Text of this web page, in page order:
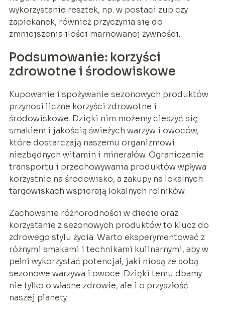
wykorzystanie resztek, np. w postaci zup czy
zapiekanek, również przyczynia się do
zmniejszenia ilości marnowanej żywności.
Podsumowanie: korzyści
zdrowotne i środowiskowe
Kupowanie i spożywanie sezonowych produktów
przynosi liczne korzyści zdrowotne i
środowiskowe. Dzięki nim możemy cieszyć się
smakiem i jakością świeżych warzyw i owoców,
które dostarczają naszemu organizmowi
niezbędnych witamin i minerałów. Ograniczenie
transportu i przechowywania produktów wpływa
korzystnie na środowisko, a zakupy na lokalnych
targowiskach wspierają lokalnych rolników.
Zachowanie różnorodności w diecie oraz
korzystanie z sezonowych produktów to klucz do
zdrowego stylu życia. Warto eksperymentować z
różnymi smakami i technikami kulinarnymi, aby w
pełni wykorzystać potencjał, jaki niosą ze sobą
sezonowe warzywa i owoce. Dzięki temu dbamy
nie tylko o własne zdrowie, ale i o przyszłość
naszej planety.